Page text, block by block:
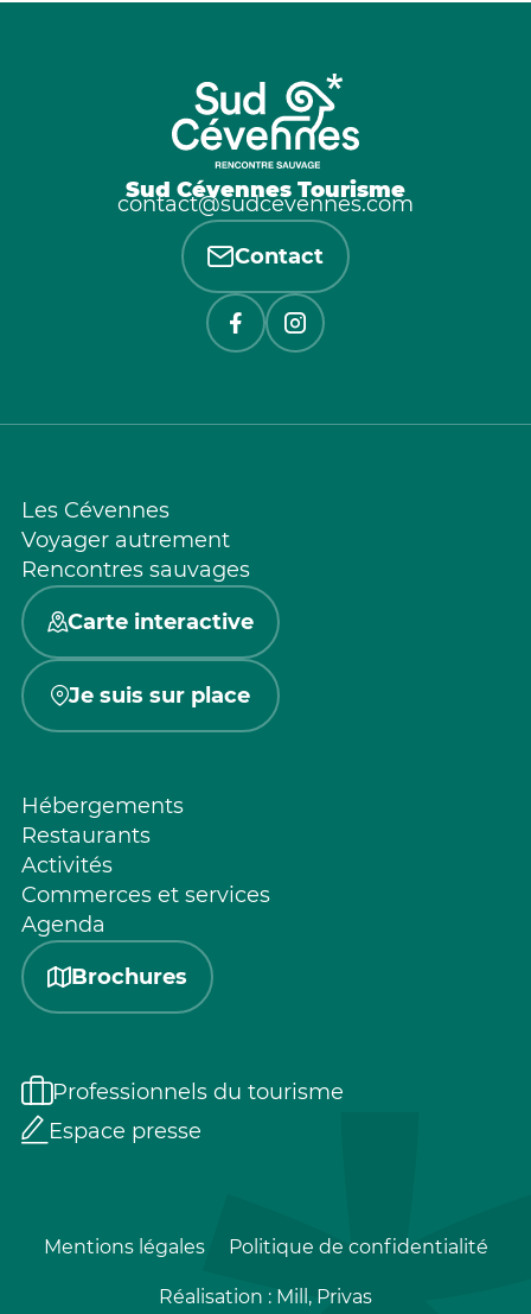
Sud Cévennes Tourisme
contact@sudcevennes.com
Contact
Les Cévennes
Voyager autrement
Rencontres sauvages
Carte interactive
Je suis sur place
Hébergements
Restaurants
Activités
Commerces et services
Agenda
Brochures
Professionnels du tourisme
Espace presse
Mentions légales Politique de confidentialité
Réalisation : Mill, Privas